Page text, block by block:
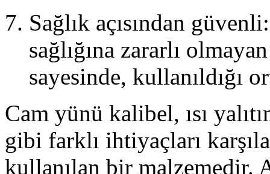
Sağlık açısından
sağlığına zararlı
sayesinde, kullanıldığı
Cam yünü kalibel, ısı
gibi farklı ihtiyaçları
kullanılan bir malzemedir.